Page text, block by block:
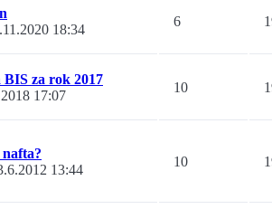
18:34
6
za rok 2017
17:07
10
13:44
10